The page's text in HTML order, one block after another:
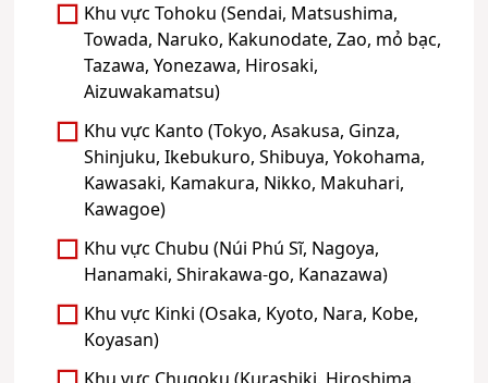
Khu vực Tohoku (Sendai, Matsushima,
Towada, Naruko, Kakunodate, Zao, mỏ bạc,
Tazawa, Yonezawa, Hirosaki,
Aizuwakamatsu)
Khu vực Kanto (Tokyo, Asakusa, Ginza,
Shinjuku, Ikebukuro, Shibuya, Yokohama,
Kawasaki, Kamakura, Nikko, Makuhari,
Kawagoe)
Khu vực Chubu (Núi Phú Sĩ, Nagoya,
Hanamaki, Shirakawa-go, Kanazawa)
Khu vực Kinki (Osaka, Kyoto, Nara, Kobe,
Koyasan)